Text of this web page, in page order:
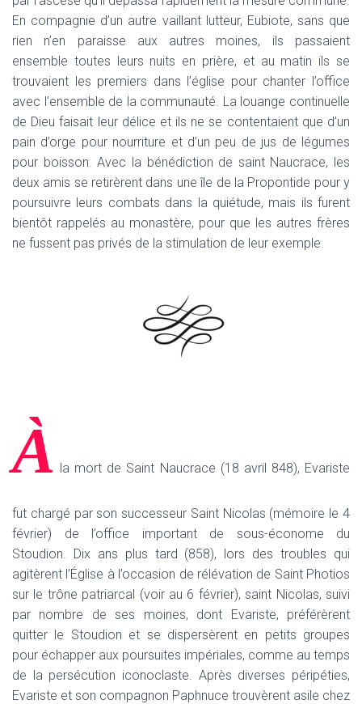
En compagnie d’un autre vaillant lutteur, Eubiote, sans que
rien n’en paraisse aux autres moines, ils passaient
ensemble toutes leurs nuits en prière, et au matin ils se
trouvaient les premiers dans l’église pour chanter l’office
avec l’ensemble de la communauté. La louange continuelle
de Dieu faisait leur délice et ils ne se contentaient que d’un
pain d’orge pour nourriture et d’un peu de jus de légumes
pour boisson. Avec la bénédiction de saint Naucrace, les
deux amis se retirèrent dans une île de la Propontide pour y
poursuivre leurs combats dans la quiétude, mais ils furent
bientôt rappelés au monastère, pour que les autres frères
ne fussent pas privés de la stimulation de leur exemple.
À la mort de Saint Naucrace (18 avril 848), Evariste
fut chargé par son successeur Saint Nicolas (mémoire le 4
février) de l’office important de sous-économe du
Stoudion. Dix ans plus tard (858), lors des troubles qui
agitèrent l’Église à l’occasion de rélévation de Saint Photios
sur le trône patriarcal (voir au 6 février), saint Nicolas, suivi
par nombre de ses moines, dont Evariste, préférèrent
quitter le Stoudion et se dispersèrent en petits groupes
pour échapper aux poursuites impériales, comme au temps
de la persécution iconoclaste. Après diverses péripéties,
Evariste et son compagnon Paphnuce trouvèrent asile chez